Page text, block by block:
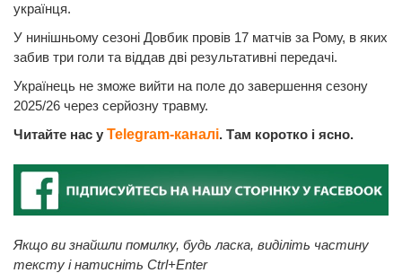
українця.
У нинішньому сезоні Довбик провів 17 матчів за Рому, в яких
забив три голи та віддав дві результативні передачі.
Українець не зможе вийти на поле до завершення сезону
2025/26 через серйозну травму.
Читайте нас у Telegram-каналі. Там коротко і ясно.
Якщо ви знайшли помилку, будь ласка, виділіть частину
тексту і натисніть Ctrl+Enter